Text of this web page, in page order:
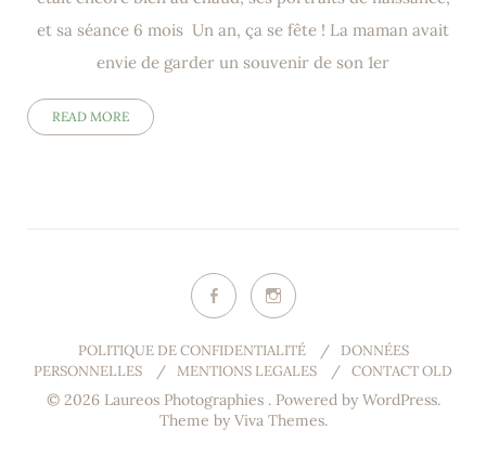
et sa séance 6 mois Un an, ça se fête ! La maman avait
envie de garder un souvenir de son 1er
READ MORE
POLITIQUE DE CONFIDENTIALITÉ /
DONNÉES
PERSONNELLES
/ MENTIONS LEGALES / CONTACT OLD
© 2026 Laureos Photographies . Powered by WordPress.
Theme by Viva Themes.